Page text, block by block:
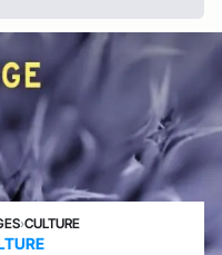
›CULTURE